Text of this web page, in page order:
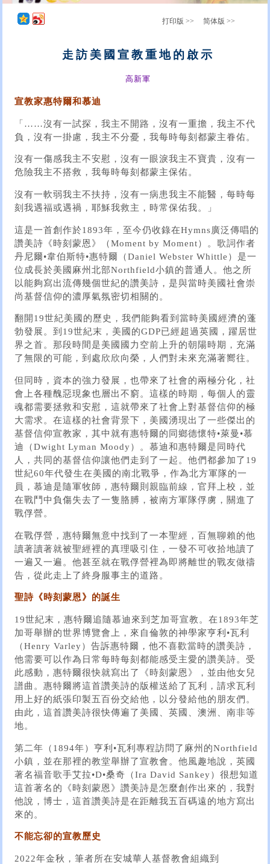
打印版 >> 简体版 >>
走訪美國宣教重地的啟示
高新軍
宣教家惠特爾和慕迪
「……沒有一試探，我主不開路，沒有一重擔，我主不代
負，沒有一掛慮，我主不分憂，我每時每刻都蒙主眷佑。
沒有一傷感我主不安慰，沒有一眼淚我主不寶貴，沒有一
危險我主不搭救，我每時每刻都蒙主保佑。
沒有一軟弱我主不扶持，沒有一病患我主不能醫，每時每
刻我遇福或遇禍，耶穌我救主，時常保佑我。」
這是一首創作於1893年，至今仍收錄在Hymns廣泛傳唱的
讚美詩《時刻蒙恩》（Moment by Moment）。歌詞作者
丹尼爾•韋伯斯特•惠特爾（Daniel Webster Whittle）是一
位成長於美國麻州北部Northfield小鎮的普通人。他之所
以能夠寫出流傳幾個世紀的讚美詩，是與當時美國社會崇
尚基督信仰的濃厚氣氛密切相關的。
翻開19世紀美國的歷史，我們能夠看到當時美國經濟的蓬
勃發展。到19世紀末，美國的GDP已經超過英國，躍居世
界之首。那段時間是美國國力空前上升的朝陽時期，充滿
了無限的可能，到處欣欣向榮，人們對未來充滿著嚮往。
但同時，資本的強力發展，也帶來了社會的兩極分化，社
會上各種醜惡現象也層出不窮。這樣的時期，每個人的靈
魂都需要拯救和安慰，這就帶來了社會上對基督信仰的極
大需求。在這樣的社會背景下，美國湧現出了一些傑出的
基督信仰宣教家，其中就有惠特爾的同鄉德懷特•萊曼•慕
迪（Dwight Lyman Moody）。慕迪和惠特爾是同時代
人，共同的基督信仰讓他們走到了一起。他們都參加了19
世紀60年代發生在美國的南北戰爭，作為北方軍隊的一
員，慕迪是隨軍牧師，惠特爾則親臨前線，官拜上校，並
在戰鬥中負傷失去了一隻胳膊，被南方軍隊俘虜，關進了
戰俘營。
在戰俘營，惠特爾無意中找到了一本聖經，百無聊賴的他
讀著讀著就被聖經裡的真理吸引住，一發不可收拾地讀了
一遍又一遍。他甚至就在戰俘營裡為即將離世的戰友做禱
告，從此走上了終身服事主的道路。
聖詩《時刻蒙恩》的誕生
19世紀末，惠特爾追隨慕迪來到芝加哥宣教。在1893年芝
加哥舉辦的世界博覽會上，來自倫敦的神學家亨利•瓦利
（Henry Varley）告訴惠特爾，他不喜歡當時的讚美詩，
他需要可以作為日常每時每刻都能感受主愛的讚美詩。受
此感動，惠特爾很快就寫出了《時刻蒙恩》，並由他女兒
譜曲。惠特爾將這首讚美詩的版權送給了瓦利，請求瓦利
用上好的紙張印製五百份交給他，以分發給他的朋友們。
由此，這首讚美詩很快傳遍了美國、英國、澳洲、南非等
地。
第二年（1894年）亨利•瓦利專程訪問了麻州的Northfield
小鎮，並在那裡的教堂舉辦了宣教會。他風趣地說，英國
著名福音歌手艾拉•D•桑奇（Ira David Sankey）很想知道
這首著名的《時刻蒙恩》讚美詩是怎麼創作出來的，我對
他說，博士，這首讚美詩是在距離我五百碼遠的地方寫出
來的。
不能忘卻的宣教歷史
2022年金秋，筆者所在安城華人基督教會組織到